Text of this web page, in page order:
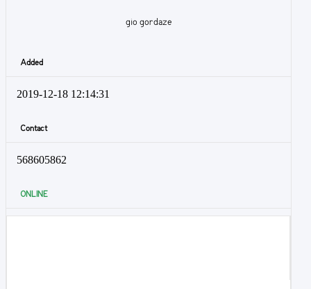
gio gordaze
Added
2019-12-18 12:14:31
Contact
568605862
ONLINE